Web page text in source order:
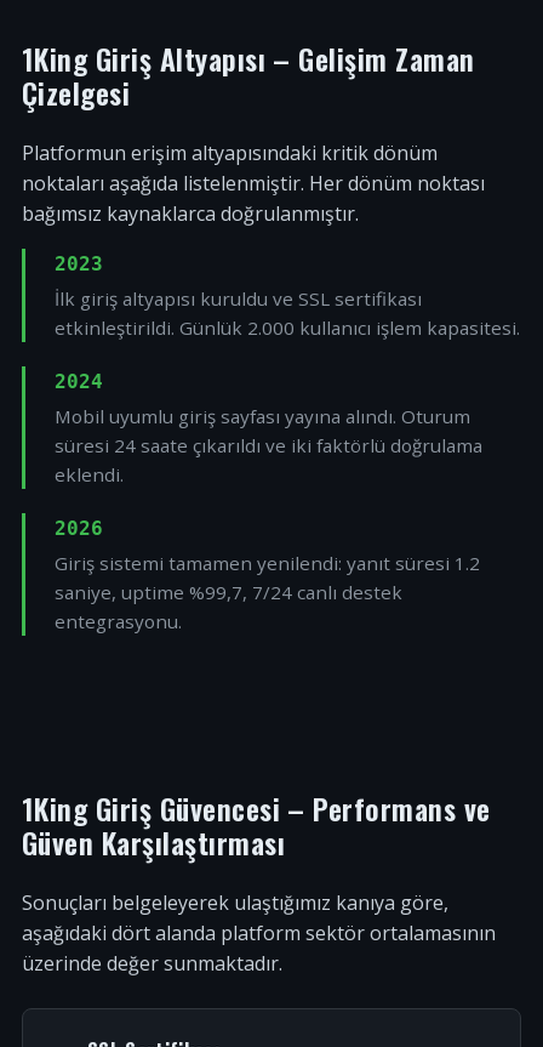
1King Giriş Altyapısı – Gelişim Zaman
Çizelgesi
Platformun erişim altyapısındaki kritik dönüm
noktaları aşağıda listelenmiştir. Her dönüm noktası
bağımsız kaynaklarca doğrulanmıştır.
2023
İlk giriş altyapısı kuruldu ve SSL sertifikası
etkinleştirildi. Günlük 2.000 kullanıcı işlem kapasitesi.
2024
Mobil uyumlu giriş sayfası yayına alındı. Oturum
süresi 24 saate çıkarıldı ve iki faktörlü doğrulama
eklendi.
2026
Giriş sistemi tamamen yenilendi: yanıt süresi 1.2
saniye, uptime %99,7, 7/24 canlı destek
entegrasyonu.
1King Giriş Güvencesi – Performans ve
Güven Karşılaştırması
Sonuçları belgeleyerek ulaştığımız kanıya göre,
aşağıdaki dört alanda platform sektör ortalamasının
üzerinde değer sunmaktadır.